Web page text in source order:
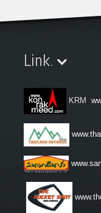
Link.
KRM